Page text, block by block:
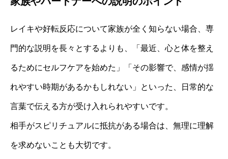
レイキや好転反応について家族が全く知らない場合、専
門的な説明を長々とするよりも、「最近、心と体を整え
るためにセルフケアを始めた」「その影響で、感情が揺
れやすい時期があるかもしれない」といった、日常的な
言葉で伝える方が受け入れられやすいです。
相手がスピリチュアルに抵抗がある場合は、無理に理解
を求めないことも大切です。